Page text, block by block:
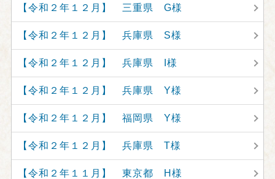
【令和２年１２月】 三重県 G様
【令和２年１２月】 兵庫県 S様
【令和２年１２月】 兵庫県 I様
【令和２年１２月】 兵庫県 Y様
【令和２年１２月】 福岡県 Y様
【令和２年１２月】 兵庫県 T様
【令和２年１１月】 東京都 H様